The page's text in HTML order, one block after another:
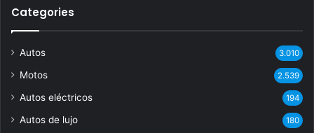
Categories
Autos 3.010
Motos 2.539
Autos eléctricos 194
Autos de lujo 180